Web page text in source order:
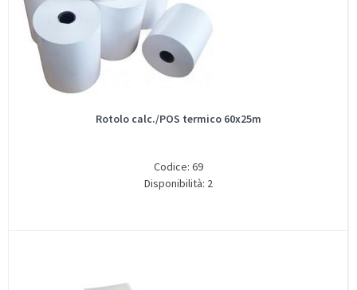
Rotolo calc./POS termico 60x25m
Codice: 69
Disponibilità: 2